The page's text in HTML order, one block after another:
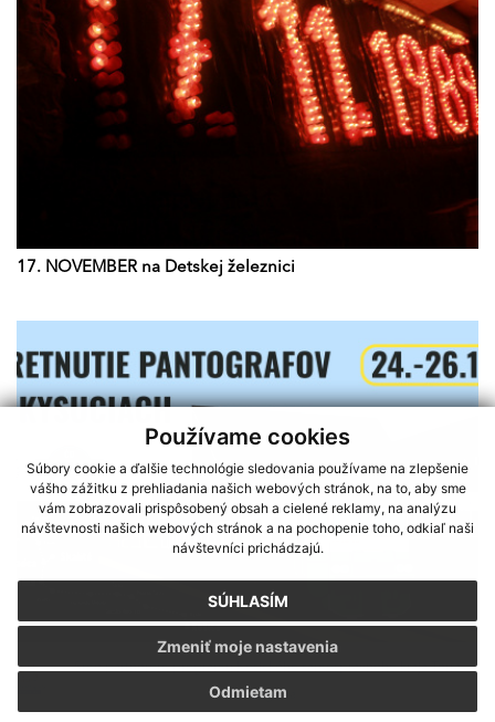
Používame cookies
Súbory cookie a ďalšie technológie sledovania používame na zlepšenie
vášho zážitku z prehliadania našich webových stránok, na to, aby sme
vám zobrazovali prispôsobený obsah a cielené reklamy, na analýzu
návštevnosti našich webových stránok a na pochopenie toho, odkiaľ naši
návštevníci prichádzajú.
SÚHLASÍM
Odmietam
Zmeniť moje nastavenia
Sme partnerom programu Košického samosprávneho kraja Terra
Incognita
17. NOVEMBER na Detskej železnici
STRETNUTIE PANTOGRAFOV NA KYSUCIACH